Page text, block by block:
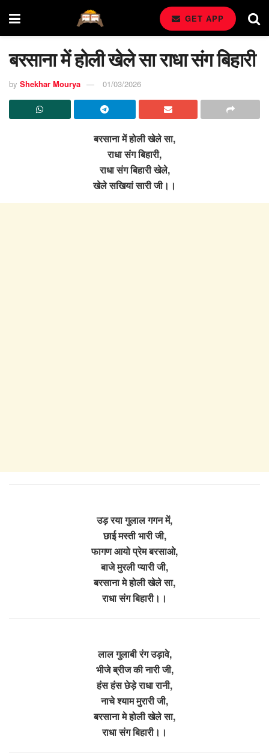
GET APP
बरसाना में होली खेले सा राधा संग बिहारी
by Shekhar Mourya 01/03/2026
बरसाना में होली खेले सा,
राधा संग बिहारी,
राधा संग बिहारी खेले,
खेले सखियां सारी जी।।
उड़ रया गुलाल गगन में,
छाई मस्ती भारी जी,
फागण आयो प्रेम बरसाओ,
बाजे मुरली प्यारी जी,
बरसाना मे होली खेले सा,
राधा संग बिहारी।।
लाल गुलाबी रंग उड़ावे,
भीजे ब्रीज की नारी जी,
हंस हंस छेड़े राधा रानी,
नाचे श्याम मुरारी जी,
बरसाना मे होली खेले सा,
राधा संग बिहारी।।